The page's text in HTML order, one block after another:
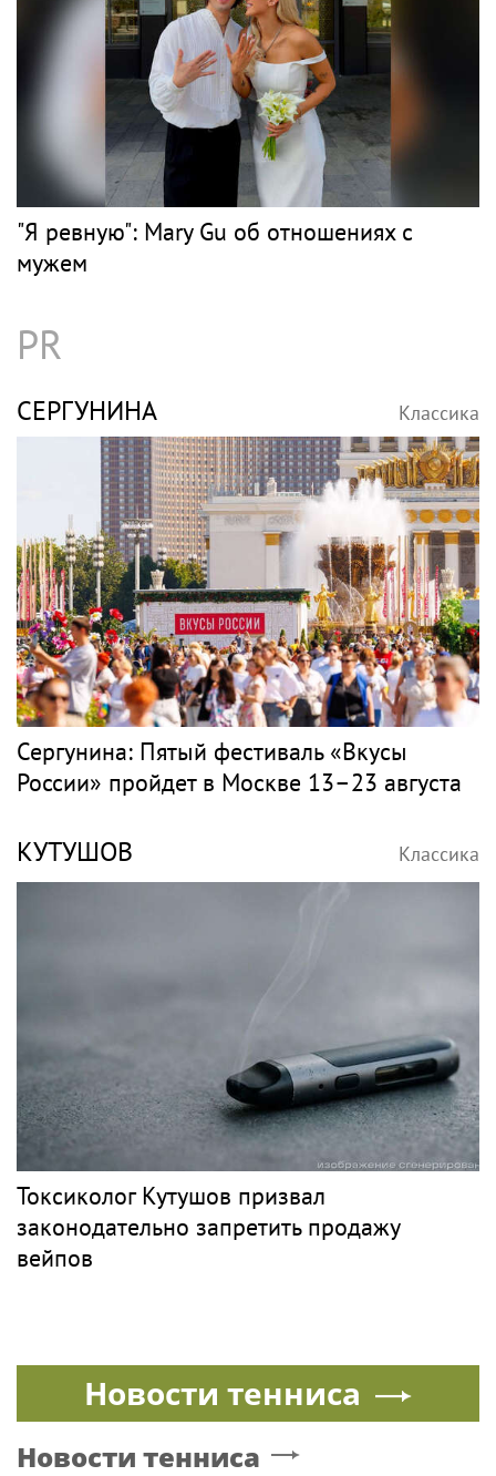
"Я ревную": Mary Gu об отношениях с
мужем
PR
СЕРГУНИНА Классика
Сергунина: Пятый фестиваль «Вкусы
России» пройдет в Москве 13–23 августа
КУТУШОВ Классика
Токсиколог Кутушов призвал
законодательно запретить продажу
вейпов
Новости тенниса
Новости тенниса